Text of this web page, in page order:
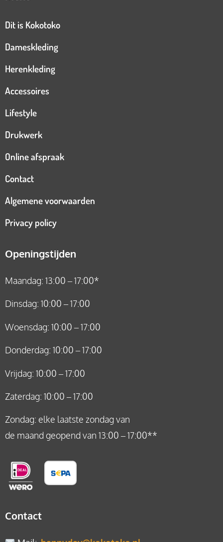
Dit is Kokotoko
Dameskleding
Herenkleding
Accessoires
Lifestyle
Drukwerk
Online afspraak
Contact
Algemene voorwaarden
Privacy policy
Openingstijden
Maandag: 13:00 – 17:00*
Dinsdag: 10:00 – 17:00
Woensdag: 10:00 – 17:00
Donderdag: 10:00 – 17:00
Vrijdag: 10:00 – 17:00
Zaterdag: 10:00 – 17:00
Zondag: elke laatste zondag van
de maand geopend van 13:00 – 17:00**
Contact